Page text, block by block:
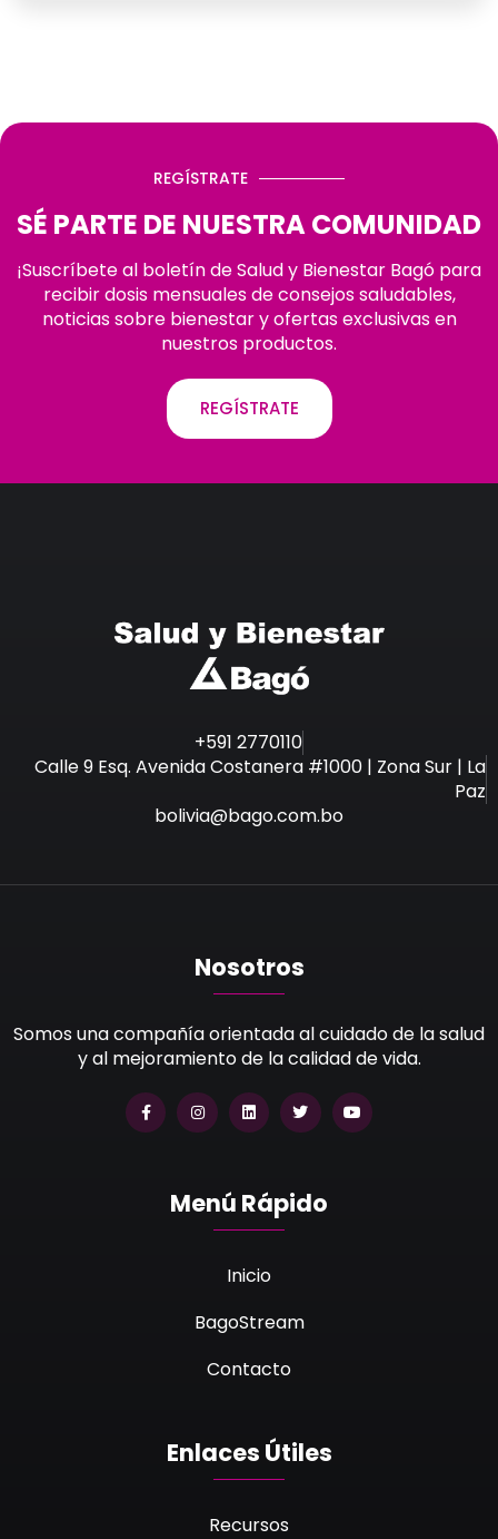
REGÍSTRATE
SÉ PARTE DE NUESTRA COMUNIDAD
¡Suscríbete al boletín de Salud y Bienestar Bagó para
recibir dosis mensuales de consejos saludables,
noticias sobre bienestar y ofertas exclusivas en
nuestros productos.
REGÍSTRATE
+591 2770110
Calle 9 Esq. Avenida Costanera #1000 | Zona Sur | La
Paz
bolivia@bago.com.bo
Nosotros
Somos una compañía orientada al cuidado de la salud
y al mejoramiento de la calidad de vida.
Menú Rápido
Inicio
BagoStream
Contacto
Enlaces Útiles
Recursos